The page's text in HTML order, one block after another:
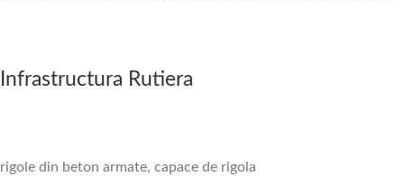
Infrastructura Rutiera
rigole din beton armate, capace de rigola